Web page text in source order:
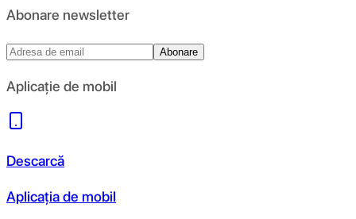
Abonare newsletter
Abonare
Aplicație de mobil
Descarcă
Aplicația de mobil